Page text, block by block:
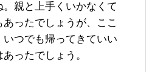
親と上手くいかなくて
ったでしょうが、ここ
つでも帰ってきていい
ったでしょう。